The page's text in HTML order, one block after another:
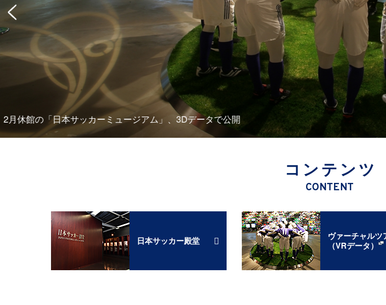
コンテンツ
CONTENT
日本サッカー殿堂
ヴァーチャルツ
（VRデータ）